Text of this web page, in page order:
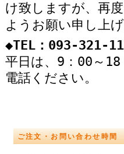
け致しますが、再
ようお願い申し上
◆TEL：093-321-
平日は、9：00～
電話ください。
ご注文・お問い合わせ時間